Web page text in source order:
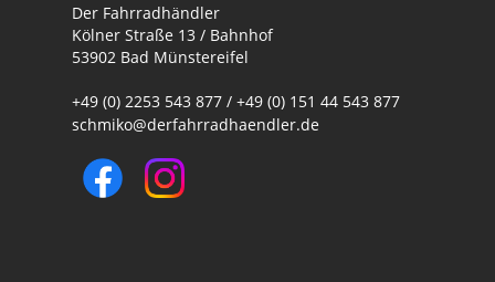
Der Fahrradhändler
Kölner Straße 13 / Bahnhof
53902 Bad Münstereifel
+49 (0) 2253 543 877 / +49 (0) 151 44 543 877
schmiko@derfahrradhaendler.de